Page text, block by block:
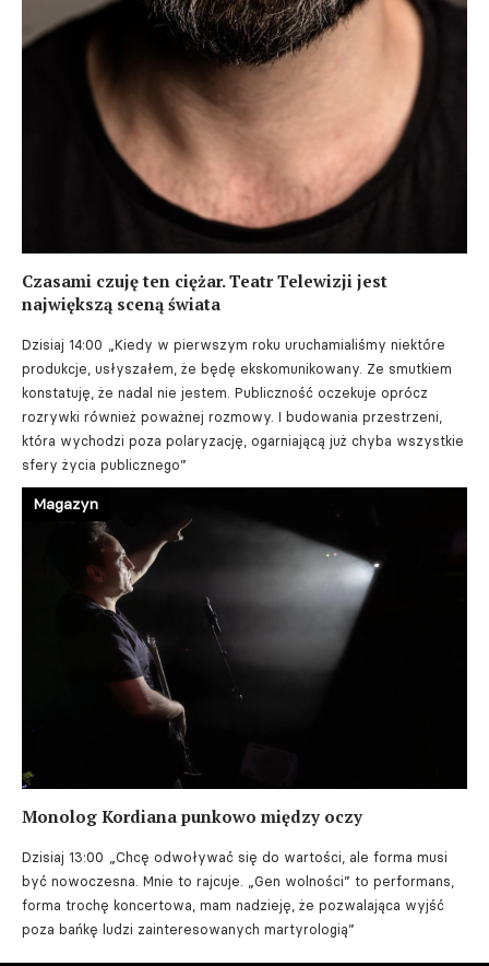
Czasami czuję ten ciężar. Teatr Telewizji jest
największą sceną świata
Dzisiaj 14:00 „Kiedy w pierwszym roku uruchamialiśmy niektóre
produkcje, usłyszałem, że będę ekskomunikowany. Ze smutkiem
konstatuję, że nadal nie jestem. Publiczność oczekuje oprócz
rozrywki również poważnej rozmowy. I budowania przestrzeni,
która wychodzi poza polaryzację, ogarniającą już chyba wszystkie
sfery życia publicznego”
Monolog Kordiana punkowo między oczy
Dzisiaj 13:00 „Chcę odwoływać się do wartości, ale forma musi
być nowoczesna. Mnie to rajcuje. „Gen wolności” to performans,
forma trochę koncertowa, mam nadzieję, że pozwalająca wyjść
poza bańkę ludzi zainteresowanych martyrologią”
Magazyn